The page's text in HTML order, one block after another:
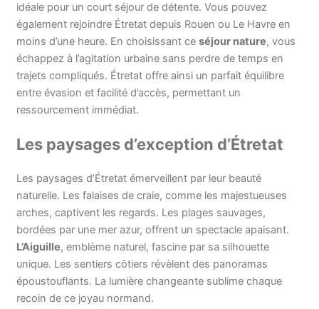
idéale pour un court séjour de détente. Vous pouvez
également rejoindre Étretat depuis Rouen ou Le Havre en
moins d’une heure. En choisissant ce séjour nature, vous
échappez à l’agitation urbaine sans perdre de temps en
trajets compliqués. Étretat offre ainsi un parfait équilibre
entre évasion et facilité d’accès, permettant un
ressourcement immédiat.
Les paysages d’exception d’Étretat
Les paysages d’Étretat émerveillent par leur beauté
naturelle. Les falaises de craie, comme les majestueuses
arches, captivent les regards. Les plages sauvages,
bordées par une mer azur, offrent un spectacle apaisant.
L’Aiguille, emblème naturel, fascine par sa silhouette
unique. Les sentiers côtiers révèlent des panoramas
époustouflants. La lumière changeante sublime chaque
recoin de ce joyau normand.